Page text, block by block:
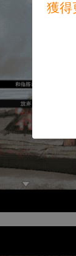
獲得